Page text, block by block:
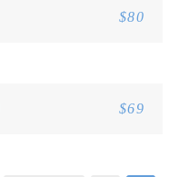
$80
$69